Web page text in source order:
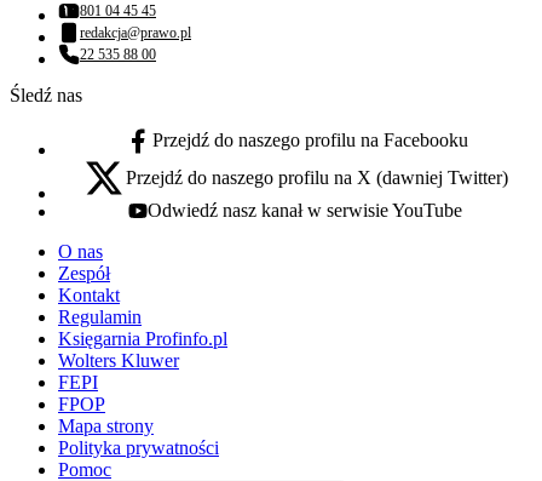
Numer telefonu:
801 04 45 45
Adres email:
redakcja@prawo.pl
Numer telefonu:
22 535 88 00
Śledź nas
facebook - otwiera się w nowej karcie
Przejdź do naszego profilu na Facebooku
x - otwiera się w nowej karcie
Przejdź do naszego profilu na X (dawniej Twitter)
youtube - otwiera się w nowej karcie
Odwiedź nasz kanał w serwisie YouTube
O nas
Zespół
Kontakt
Regulamin
Księgarnia Profinfo.pl
Wolters Kluwer
FEPI
FPOP
Mapa strony
Polityka prywatności
Pomoc